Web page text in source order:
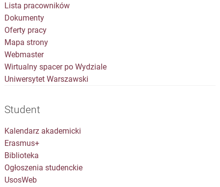
Lista pracowników
Dokumenty
Oferty pracy
Mapa strony
Webmaster
Wirtualny spacer po Wydziale
Uniwersytet Warszawski
Student
Kalendarz akademicki
Erasmus+
Biblioteka
Ogłoszenia studenckie
UsosWeb